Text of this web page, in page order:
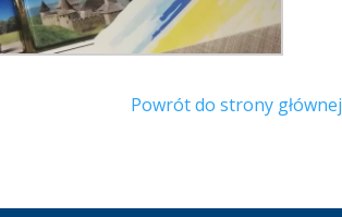
Powrót do strony głównej